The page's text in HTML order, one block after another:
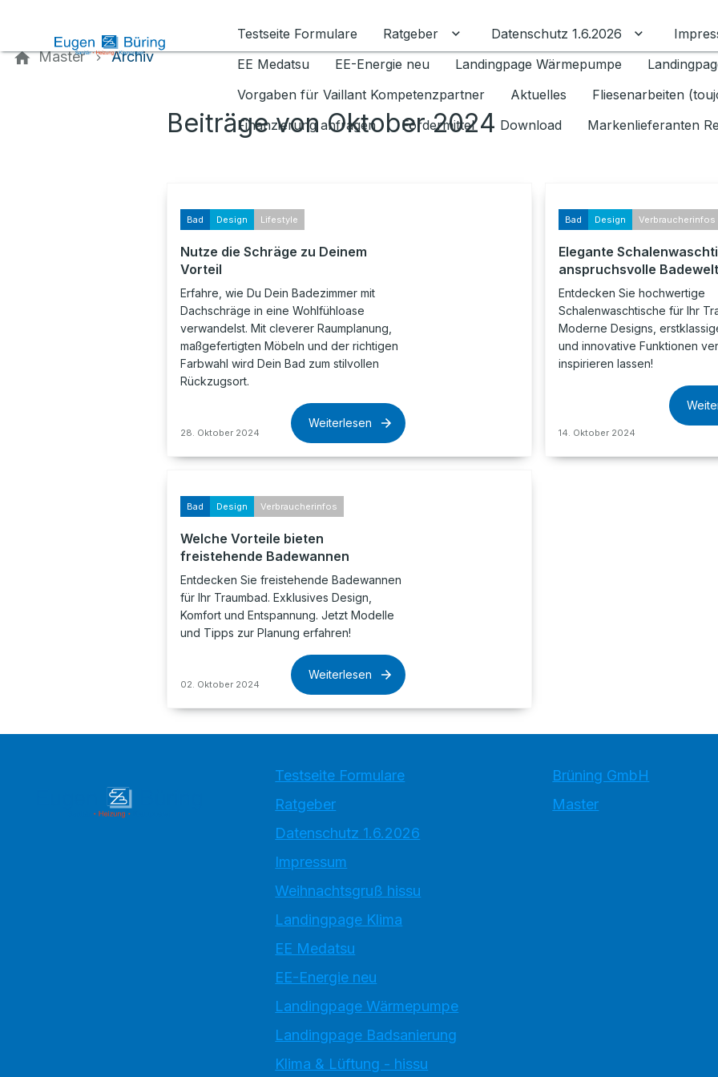
Testseite Formulare
Ratgeber Untermenü für Ratgeber umschalten
Datenschutz 1.6.2026 Untermenü
EE Medatsu
EE-Energie neu Landingpage Wärmepumpe
Vorgaben für Vaillant Kompetenzpartner
Aktuelles Fliesenarbeiten
Finanzierung anfragen
Fördermittel Download Markenlieferanten
Master Archiv
Beiträge von Oktober 2024
Bad Design Lifestyle
Nutze die Schräge zu Deinem
Vorteil
Erfahre, wie Du Dein Badezimmer mit
Dachschräge in eine Wohlfühloase
verwandelst. Mit cleverer Raumplanung,
maßgefertigten Möbeln und der richtigen
Farbwahl wird Dein Bad zum stilvollen
Rückzugsort.
28. Oktober 2024
Weiterlesen
Bad Design Verbraucherinfos
Elegante
anspruchsvolle
Entdecken Sie hochwertige
Schalenwaschtische für Ihr
Moderne Designs,
und innovative Funktionen
inspirieren lassen!
14. Oktober 2024
Bad Design Verbraucherinfos
Welche Vorteile bieten
freistehende Badewannen
Entdecken Sie freistehende Badewannen
für Ihr Traumbad. Exklusives Design,
Komfort und Entspannung. Jetzt Modelle
und Tipps zur Planung erfahren!
02. Oktober 2024
Weiterlesen
Testseite Formulare
Ratgeber
Datenschutz 1.6.2026
Impressum
Weihnachtsgruß hissu
Landingpage Klima
EE Medatsu
EE-Energie neu
Landingpage Wärmepumpe
Landingpage Badsanierung
Klima & Lüftung - hissu
Brüning GmbH
Master